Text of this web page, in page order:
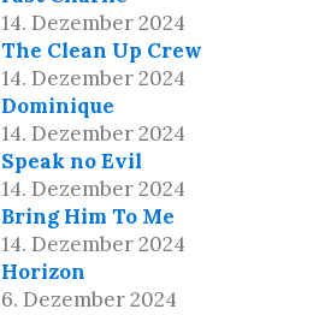
14. Dezember 2024
The Clean Up Crew
14. Dezember 2024
Dominique
14. Dezember 2024
Speak no Evil
14. Dezember 2024
Bring Him To Me
14. Dezember 2024
Horizon
6. Dezember 2024